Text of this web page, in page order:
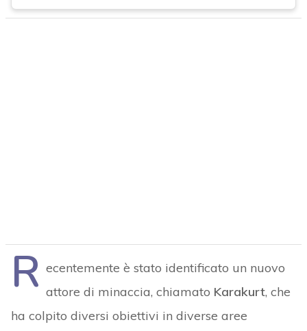
R ecentemente è stato identificato un nuovo
attore di minaccia, chiamato Karakurt, che
ha colpito diversi obiettivi in diverse aree